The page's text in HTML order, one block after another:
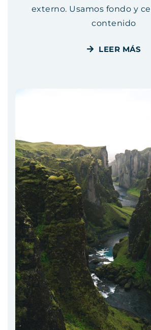
externo. Usamos fondo y
contenido
LEER MÁS